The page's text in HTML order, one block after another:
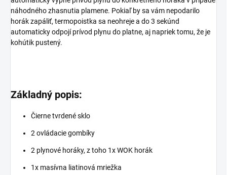
náhodného zhasnutia plamene. Pokiaľ by sa vám nepodarilo
horák zapáliť, termopoistka sa neohreje a do 3 sekúnd
automaticky odpojí prívod plynu do platne, aj napriek tomu, že je
kohútik pustený.
Základný popis:
Čierne tvrdené sklo
2 ovládacie gombíky
2 plynové horáky, z toho 1x WOK horák
1x masívna liatinová mriežka